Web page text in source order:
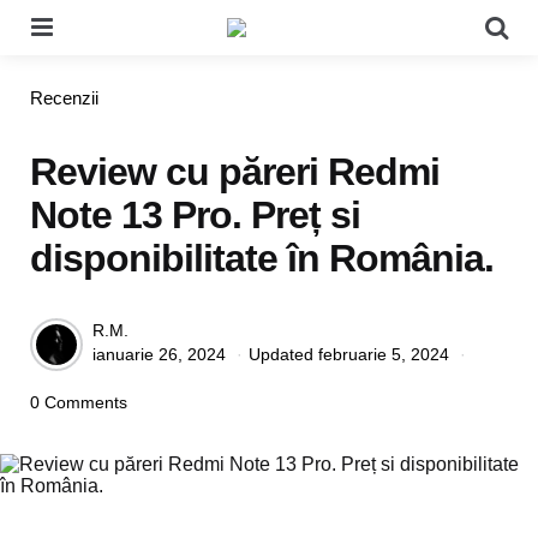
Categories
Recenzii
Review cu păreri Redmi
Note 13 Pro. Preț si
disponibilitate în România.
Posted
by
R.M.
ianuarie 26, 2024
Updated februarie 5, 2024
0 Comments